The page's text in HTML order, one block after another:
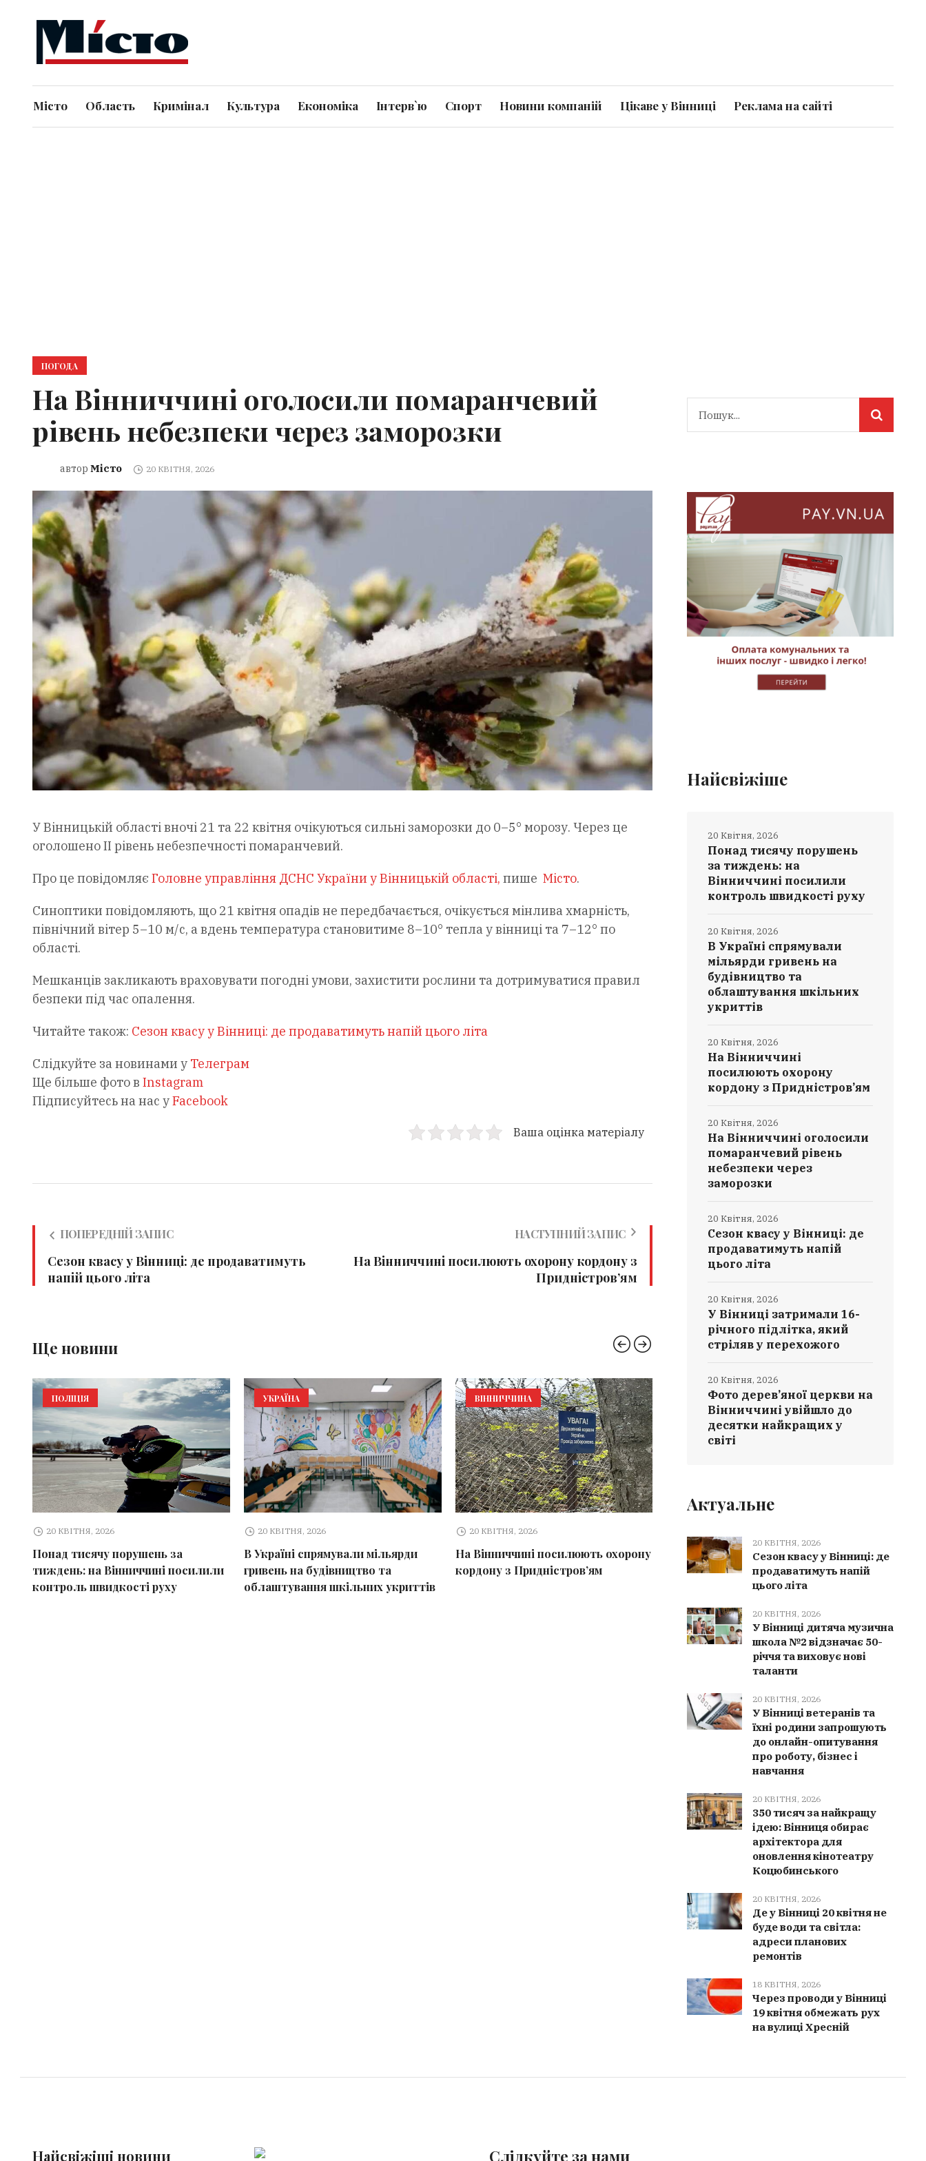
Місто Область Кримінал Культура Економіка Інтерв`ю Спорт Новини компаній Цікаве у Вінниці Реклама на сайті
ПОГОДА
На Вінниччині оголосили помаранчевий
рівень небезпеки через заморозки
автор Місто 20 КВІТНЯ, 2026
У Вінницькій області вночі 21 та 22 квітня очікуються сильні заморозки до 0–5° морозу. Через це
оголошено II рівень небезпечності помаранчевий.
Про це повідомляє Головне управління ДСНС України у Вінницькій області, пише Місто.
Синоптики повідомляють, що 21 квітня опадів не передбачається, очікується мінлива хмарність,
північний вітер 5–10 м/с, а вдень температура становитиме 8–10° тепла у вінниці та 7–12° по
області.
Мешканців закликають враховувати погодні умови, захистити рослини та дотримуватися правил
безпеки під час опалення.
Читайте також: Сезон квасу у Вінниці: де продаватимуть напій цього літа
Слідкуйте за новинами у Телеграм
Ще більше фото в Instagram
Підписуйтесь на нас уFacebook
Ваша оцінка матеріалу
ПОПЕРЕДНІЙ ЗАПИС
Сезон квасу у Вінниці: де продаватимуть
напій цього літа
НАСТУПНИЙ ЗАПИС
На Вінниччині посилюють охорону кордону з
Придністров’ям
Ще новини
ПОЛІЦІЯ
20 КВІТНЯ, 2026
Понад тисячу порушень за
тиждень: на Вінниччині посилили
контроль швидкості руху
УКРАЇНА
20 КВІТНЯ, 2026
В Україні спрямували мільярди
гривень на будівництво та
облаштування шкільних укриттів
ВІННИЧЧИНА
20 КВІТНЯ, 2026
На Вінниччині посилюють охорону
кордону з Придністров’ям
НОВИНИ ВІННИЦІ
Сезон квасу у Вінниці: де
продаватимуть напій цього літа
У
Найсвіжіше
Понад тисячу порушень
за тиждень: на
Вінниччині посилили
контроль швидкості руху
20 Квітня, 2026
В Україні спрямували
мільярди гривень на
будівництво та
облаштування шкільних
укриттів
20 Квітня, 2026
На Вінниччині
посилюють охорону
кордону з Придністров’ям
20 Квітня, 2026
На Вінниччині оголосили
помаранчевий рівень
небезпеки через
заморозки
20 Квітня, 2026
Сезон квасу у Вінниці: де
продаватимуть напій
цього літа
20 Квітня, 2026
У Вінниці затримали 16-
річного підлітка, який
стріляв у перехожого
20 Квітня, 2026
Фото дерев’яної церкви на
Вінниччині увійшло до
десятки найкращих у
світі
20 Квітня, 2026
Актуальне
20 КВІТНЯ, 2026
Сезон квасу у Вінниці: де
продаватимуть напій
цього літа
20 КВІТНЯ, 2026
У Вінниці дитяча музична
школа №2 відзначає 50-
річчя та виховує нові
таланти
20 КВІТНЯ, 2026
У Вінниці ветеранів та
їхні родини запрошують
до онлайн-опитування
про роботу, бізнес і
навчання
20 КВІТНЯ, 2026
350 тисяч за найкращу
ідею: Вінниця обирає
архітектора для
оновлення кінотеатру
Коцюбинського
20 КВІТНЯ, 2026
Де у Вінниці 20 квітня не
буде води та світла:
адреси планових
ремонтів
18 КВІТНЯ, 2026
Через проводи у Вінниці
19 квітня обмежать рух
на вулиці Хресній
Найсвіжіші новини Слідкуйте за нами